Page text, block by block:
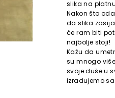
slika na
Nakon što
da slika
će ram biti
najbolje stoji!
Kažu da
su mnogo
svoje duše u
izrađujemo